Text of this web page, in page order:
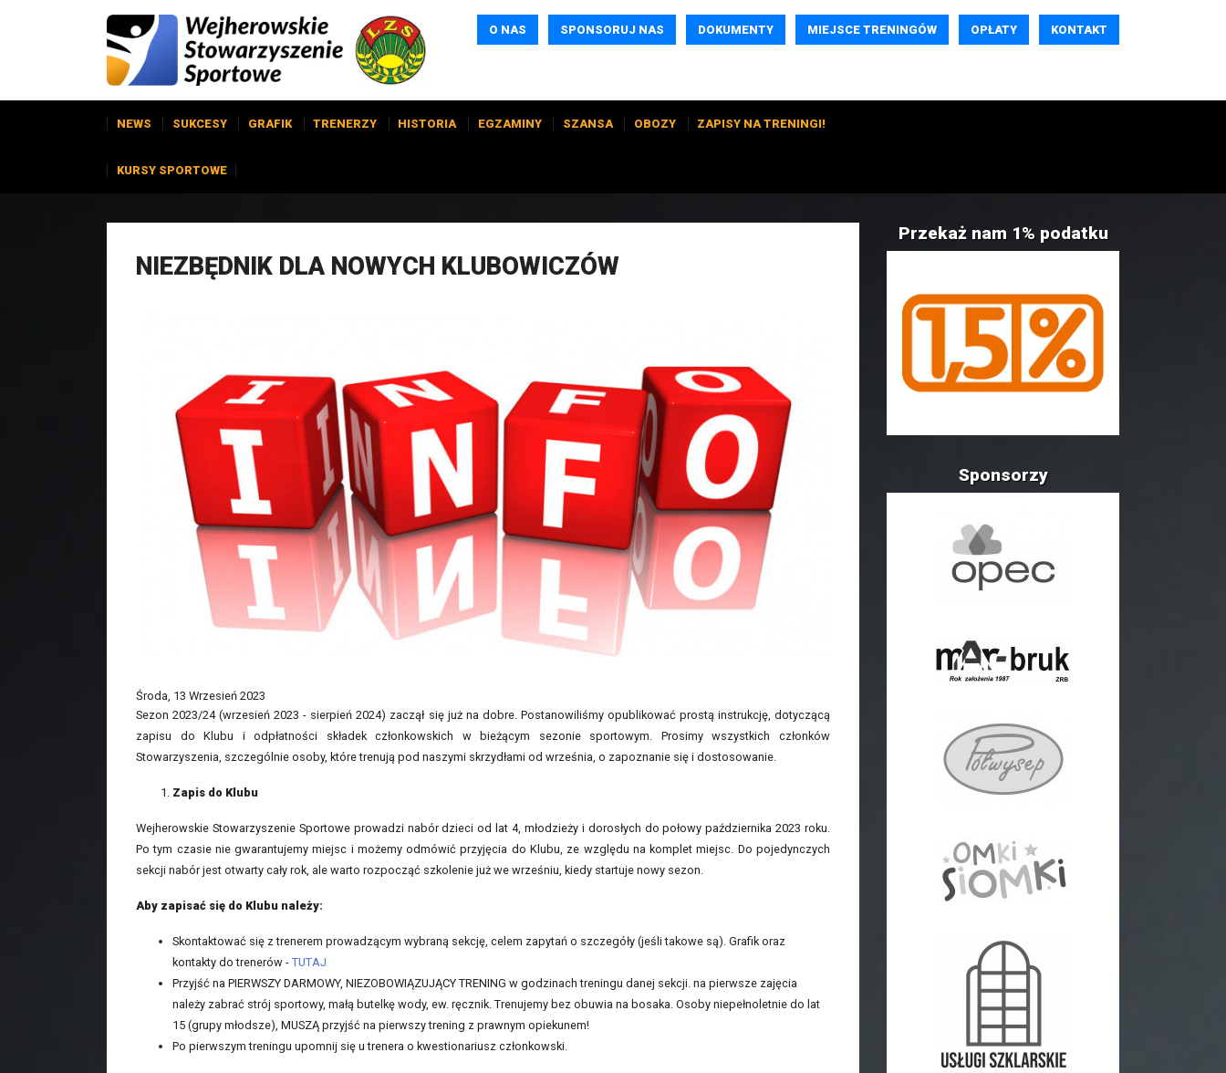
O NAS SPONSORUJ NAS DOKUMENTY MIEJSCE TRENINGÓW OPŁATY KONTAKT
NEWS SUKCESY GRAFIK TRENERZY HISTORIA EGZAMINY SZANSA OBOZY ZAPISY NA TRENINGI!
KURSY SPORTOWE
NIEZBĘDNIK DLA NOWYCH KLUBOWICZÓW
Środa, 13 Wrzesień 2023
Sezon 2023/24 (wrzesień 2023 - sierpień 2024) zaczął się już na dobre. Postanowiliśmy opublikować prostą instrukcję, dotyczącą
zapisu do Klubu i odpłatności składek członkowskich w bieżącym sezonie sportowym. Prosimy wszystkich członków
Stowarzyszenia, szczególnie osoby, które trenują pod naszymi skrzydłami od września, o zapoznanie się i dostosowanie.
Zapis do Klubu
Wejherowskie Stowarzyszenie Sportowe prowadzi nabór dzieci od lat 4, młodzieży i dorosłych do połowy października 2023 roku.
Po tym czasie nie gwarantujemy miejsc i możemy odmówić przyjęcia do Klubu, ze względu na komplet miejsc. Do pojedynczych
sekcji nabór jest otwarty cały rok, ale warto rozpocząć szkolenie już we wrześniu, kiedy startuje nowy sezon.
Aby zapisać się do Klubu należy:
Skontaktować się z trenerem prowadzącym wybraną sekcję, celem zapytań o szczegóły (jeśli takowe są). Grafik oraz
kontakty do trenerów - TUTAJ
Przyjść na PIERWSZY DARMOWY, NIEZOBOWIĄZUJĄCY TRENING w godzinach treningu danej sekcji. na pierwsze zajęcia
należy zabrać strój sportowy, małą butelkę wody, ew. ręcznik. Trenujemy bez obuwia na bosaka. Osoby niepełnoletnie do lat
15 (grupy młodsze), MUSZĄ przyjść na pierwszy trening z prawnym opiekunem!
Po pierwszym treningu upomnij się u trenera o kwestionariusz członkowski.
Przekaż nam 1% podatku
Sponsorzy